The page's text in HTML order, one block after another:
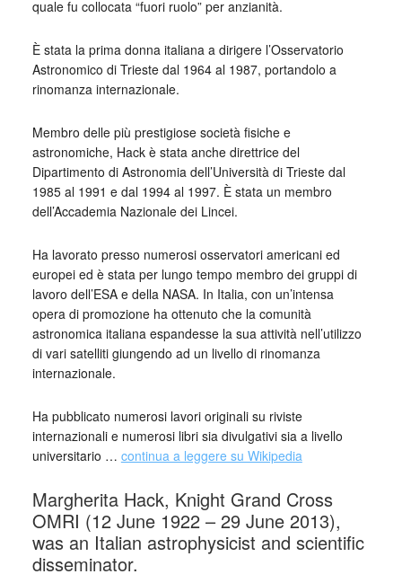
quale fu collocata “fuori ruolo” per anzianità.
È stata la prima donna italiana a dirigere l’Osservatorio
Astronomico di Trieste dal 1964 al 1987, portandolo a
rinomanza internazionale.
Membro delle più prestigiose società fisiche e
astronomiche, Hack è stata anche direttrice del
Dipartimento di Astronomia dell’Università di Trieste dal
1985 al 1991 e dal 1994 al 1997. È stata un membro
dell’Accademia Nazionale dei Lincei.
Ha lavorato presso numerosi osservatori americani ed
europei ed è stata per lungo tempo membro dei gruppi di
lavoro dell’ESA e della NASA. In Italia, con un’intensa
opera di promozione ha ottenuto che la comunità
astronomica italiana espandesse la sua attività nell’utilizzo
di vari satelliti giungendo ad un livello di rinomanza
internazionale.
Ha pubblicato numerosi lavori originali su riviste
internazionali e numerosi libri sia divulgativi sia a livello
universitario … continua a leggere su Wikipedia
Margherita Hack, Knight Grand Cross
OMRI (12 June 1922 – 29 June 2013),
was an Italian astrophysicist and scientific
disseminator.